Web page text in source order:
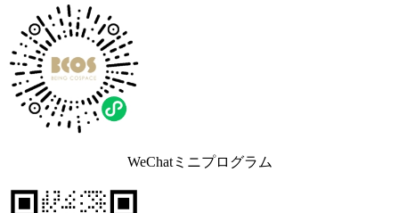
WeChatミニプログラム